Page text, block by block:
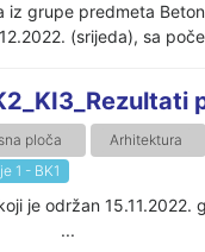
iz grupe predmeta
(srijeda), sa
ploča Arhitektura
1 - BK1
koji je
...